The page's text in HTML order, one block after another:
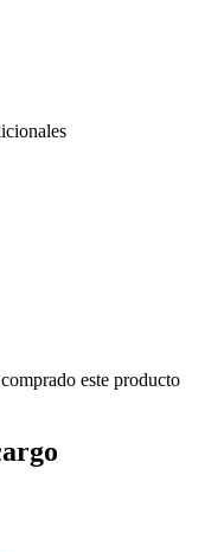
este producto